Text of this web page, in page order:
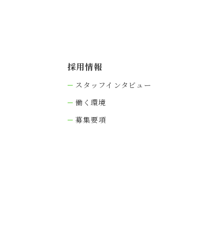
採⽤情報
スタッフインタビュー
働く環境
募集要項